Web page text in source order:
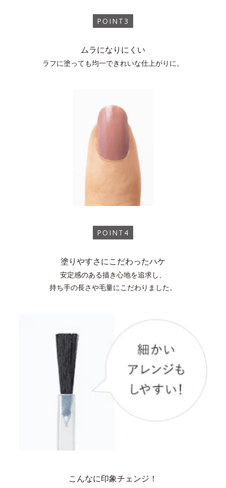
POINT3
ムラになりにくい
ラフに塗っても均一できれいな仕上がりに。
POINT4
塗りやすさにこだわったハケ
安定感のある描き心地を追求し、
持ち手の長さや毛量にこだわりました。
こんなに印象チェンジ！